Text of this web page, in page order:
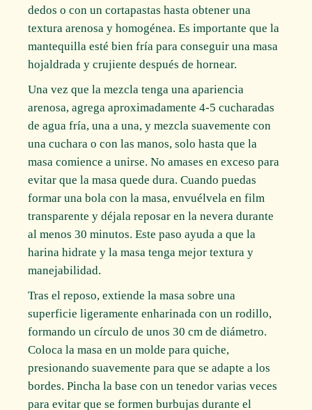
dedos o con un cortapastas hasta obtener una
textura arenosa y homogénea. Es importante que la
mantequilla esté bien fría para conseguir una masa
hojaldrada y crujiente después de hornear.
Una vez que la mezcla tenga una apariencia
arenosa, agrega aproximadamente 4-5 cucharadas
de agua fría, una a una, y mezcla suavemente con
una cuchara o con las manos, solo hasta que la
masa comience a unirse. No amases en exceso para
evitar que la masa quede dura. Cuando puedas
formar una bola con la masa, envuélvela en film
transparente y déjala reposar en la nevera durante
al menos 30 minutos. Este paso ayuda a que la
harina hidrate y la masa tenga mejor textura y
manejabilidad.
Tras el reposo, extiende la masa sobre una
superficie ligeramente enharinada con un rodillo,
formando un círculo de unos 30 cm de diámetro.
Coloca la masa en un molde para quiche,
presionando suavemente para que se adapte a los
bordes. Pincha la base con un tenedor varias veces
para evitar que se formen burbujas durante el